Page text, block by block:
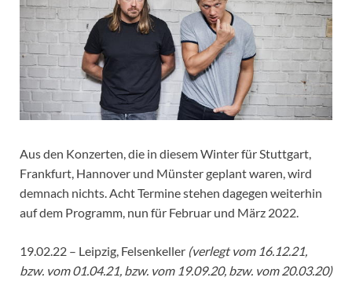
Aus den Konzerten, die in diesem Winter für Stuttgart,
Frankfurt, Hannover und Münster geplant waren, wird
demnach nichts. Acht Termine stehen dagegen weiterhin
auf dem Programm, nun für Februar und März 2022.
19.02.22 – Leipzig, Felsenkeller (verlegt vom 16.12.21,
bzw. vom 01.04.21, bzw. vom 19.09.20, bzw. vom 20.03.20)